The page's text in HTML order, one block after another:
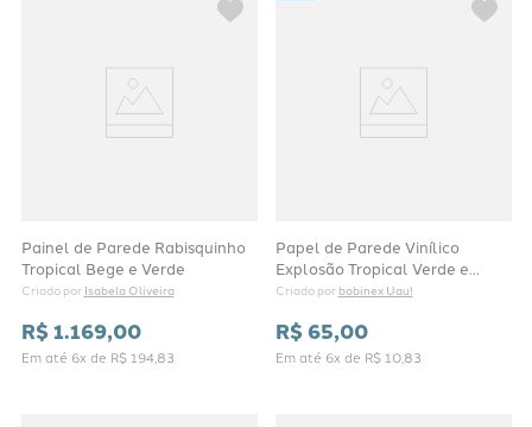
Painel de Parede Rabisquinho
Tropical Bege e Verde
Criado por Isabela Oliveira
R$1.169,00
Em até 6x de R$ 194,83
Papel de Parede Vinílico
Explosão Tropical Verde e
Vermelho
Criado por bobinex Uau!
R$ 65,00
Em até 6x de R$ 10,83